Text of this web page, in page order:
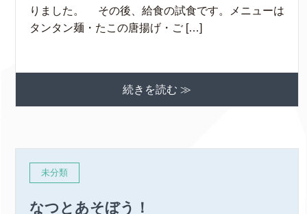
りました。 その後、給食の試食です。メニューは
タンタン麺・たこの唐揚げ・ご […]
続きを読む ≫
未分類
なつとあそぼう！